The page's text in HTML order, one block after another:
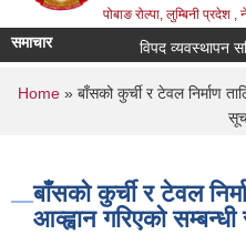
पोबाङ रोल्पा, लुम्बिनी प्रदेश ,
समाचार विपद व्यवस्थापन
You are here
Home » बाँसको कुर्ची र टेवल निर्माण
बाँसको कुर्ची र टेवल
आव्ह्वान गरिएको सम्बन्धी